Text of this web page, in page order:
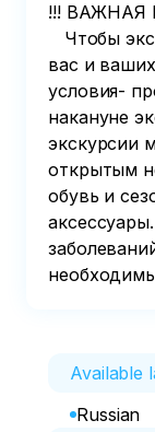
!!! ВАЖНАЯ
вас и
условия-
накануне
экскурсии
открытым
обувь и
Available
Russian